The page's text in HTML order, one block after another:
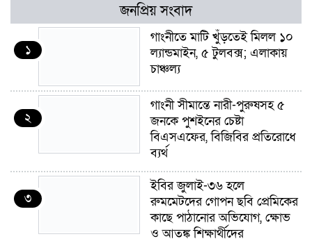
জনপ্রিয় সংবাদ
১
গাংনীতে মাটি খুঁড়তেই মিলল ১০
ল্যান্ডমাইন, ৫ টুলবক্স; এলাকায়
চাঞ্চল্য
২
গাংনী সীমান্তে নারী-পুরুষসহ ৫
জনকে পুশইনের চেষ্টা
বিএসএফের, বিজিবির প্রতিরোধে
ব্যর্থ
৩
ইবির জুলাই-৩৬ হলে
রুমমেটদের গোপন ছবি প্রেমিকের
কাছে পাঠানোর অভিযোগ, ক্ষোভ
ও আতঙ্ক শিক্ষার্থীদের